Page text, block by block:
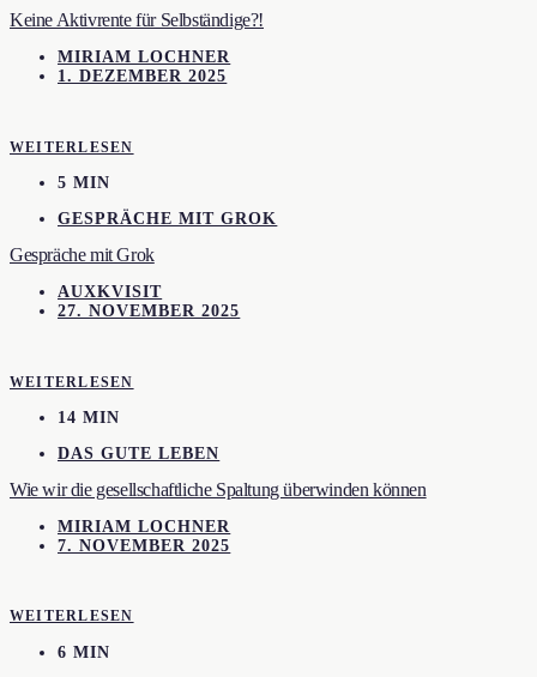
Keine Aktivrente für Selbständige?!
MIRIAM LOCHNER
1. DEZEMBER 2025
WEITERLESEN
5 MIN
GESPRÄCHE MIT GROK
Gespräche mit Grok
AUXKVISIT
27. NOVEMBER 2025
WEITERLESEN
14 MIN
DAS GUTE LEBEN
Wie wir die gesellschaftliche Spaltung überwinden können
MIRIAM LOCHNER
7. NOVEMBER 2025
WEITERLESEN
6 MIN